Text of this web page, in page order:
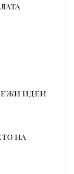
идеи
на